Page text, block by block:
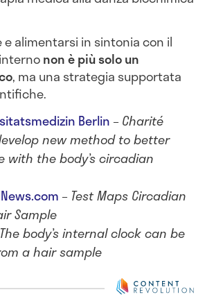
e alimentarsi in sintonia con il
non è più solo un
, ma una strategia supportata
Berlin – Charité
new method to better
with the body’s circadian
– Test Maps Circadian
Sample
The body’s internal clock can be
a hair sample